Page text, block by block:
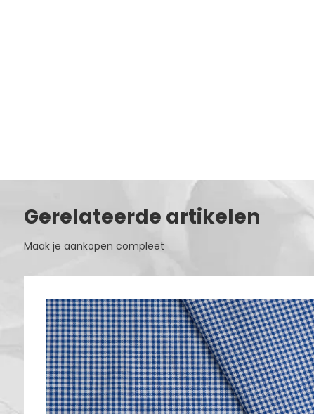
Gerelateerde artikelen
Maak je aankopen compleet